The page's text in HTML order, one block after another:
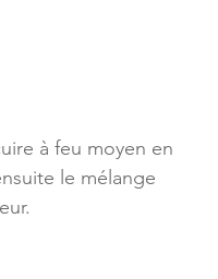
à feu moyen en
le mélange